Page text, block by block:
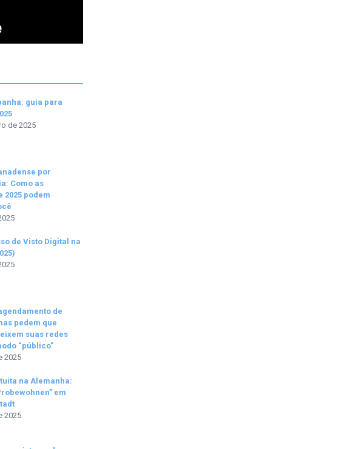
guia para
de 2025
por
Como as
2025 podem
de Visto Digital na
de
pedem que
suas redes
“público”
2025
na Alemanha:
em
2025